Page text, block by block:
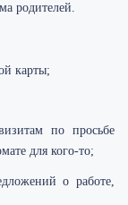
родителей.
карты;
по просьбе
для кого-то;
о работе,